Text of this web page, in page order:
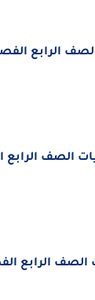
الرابع الفصل
الصف الرابع
الرابع الفصل